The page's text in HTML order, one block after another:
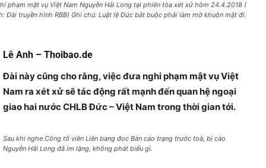
phạm mật vụ Việt Nam Nguyễn Hải Long tại phiên tòa xét xử hôm 24.4.2018 (
Đài truyền hình RBB) Ghi chú: Luật lệ Đức bắt buộc phải làm mờ khuôn mặt đi.
Lê Anh – Thoibao.de
Đài này cũng cho rằng, việc đưa nghi phạm mật vụ Việt
Nam ra xét xử sẽ tác động rất mạnh đến quan hệ ngoại
giao hai nước CHLB Đức – Việt Nam trong thời gian tới.
Sau khi nghe Công tố viên Liên bang đọc Bản cáo trạng trước toà, bị cáo
Nguyễn Hải Long đã im lặng, không phát biểu gì.